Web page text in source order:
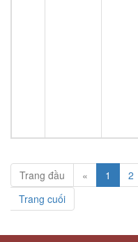
Trang đầu « 1 2
Trang cuối